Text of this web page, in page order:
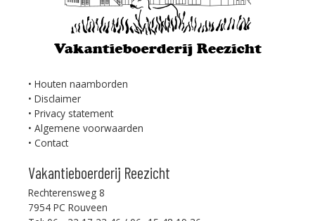
Houten naamborden
Disclaimer
Privacy statement
Algemene voorwaarden
Contact
Vakantieboerderij Reezicht
Rechterensweg 8
7954 PC Rouveen